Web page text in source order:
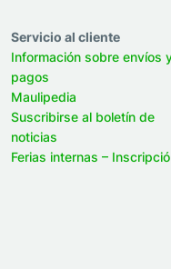
Servicio al cliente
Información sobre envíos
pagos
Maulipedia
Suscribirse al boletín de
noticias
Ferias internas –